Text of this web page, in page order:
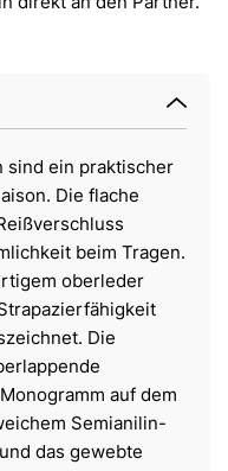
sind ein praktischer
Die flache
beim Tragen.
oberleder
Die
auf dem
Semianilin-
das gewebte